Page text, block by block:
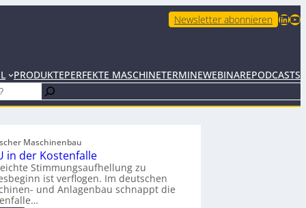
Newsletter abonnieren LinkedIn YouTube
PRODUKTEPERFEKTE MASCHINETERMINEWEBINAREPODCASTS
Maschinenbau
in der Kostenfalle
Stimmungsaufhellung zu
ist verflogen. Im deutschen
und Anlagenbau schnappt die